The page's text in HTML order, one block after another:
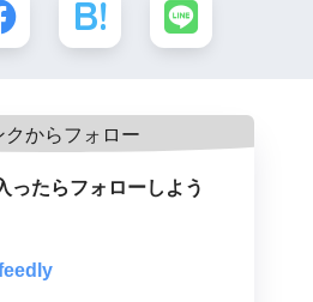
ったらフォローしよう